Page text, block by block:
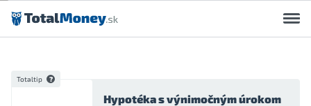
Preskočiť na obsah
Totaltip
Hypotéka s výnimočným úrokom